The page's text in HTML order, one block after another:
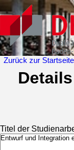
Zurück zur Startseite
Titel der